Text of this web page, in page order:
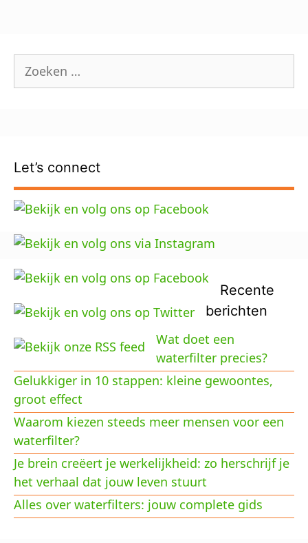
Zoek
naar:
Let’s connect
Recente
berichten
Wat doet een
waterfilter precies?
Gelukkiger in 10 stappen: kleine gewoontes,
groot effect
Waarom kiezen steeds meer mensen voor een
waterfilter?
Je brein creëert je werkelijkheid: zo herschrijf je
het verhaal dat jouw leven stuurt
Alles over waterfilters: jouw complete gids